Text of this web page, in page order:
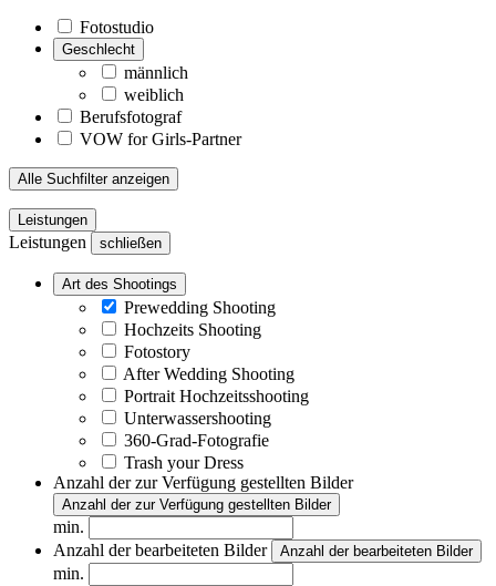
Fotostudio
Geschlecht
männlich
weiblich
Berufsfotograf
VOW for Girls-Partner
Alle Suchfilter anzeigen
Leistungen
Leistungen schließen
Art des Shootings
Prewedding Shooting
Hochzeits Shooting
Fotostory
After Wedding Shooting
Portrait Hochzeitsshooting
Unterwassershooting
360-Grad-Fotografie
Trash your Dress
Anzahl der zur Verfügung gestellten Bilder
Anzahl der zur Verfügung gestellten Bilder
min.
Anzahl der bearbeiteten Bilder
Anzahl der bearbeiteten Bilder
min.